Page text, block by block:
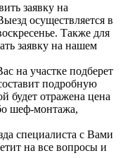
заявку на
осуществляется в
Также для
заявку на нашем
на участке подберет
подробную
будет отражена цена
шеф-монтажа,
специалиста с Вами
на все вопросы и